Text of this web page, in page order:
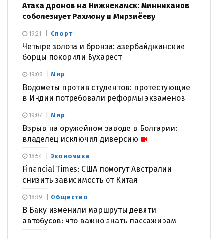
Атака дронов на Нижнекамск: Минниханов
соболезнует Рахмону и Мирзиёеву
Спорт
Четыре золота и бронза: азербайджанские
борцы покорили Бухарест
19:21
Мир
Водометы против студентов: протестующие
в Индии потребовали реформы экзаменов
19:08
Мир
Взрыв на оружейном заводе в Болгарии:
владелец исключил диверсию
19:07
Экономика
Financial Times: США помогут Австралии
снизить зависимость от Китая
18:54
Общество
В Баку изменили маршруты девяти
автобусов: что важно знать пассажирам
18:39